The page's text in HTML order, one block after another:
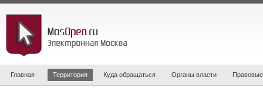
Главная Территория Куда обращаться Органы власти